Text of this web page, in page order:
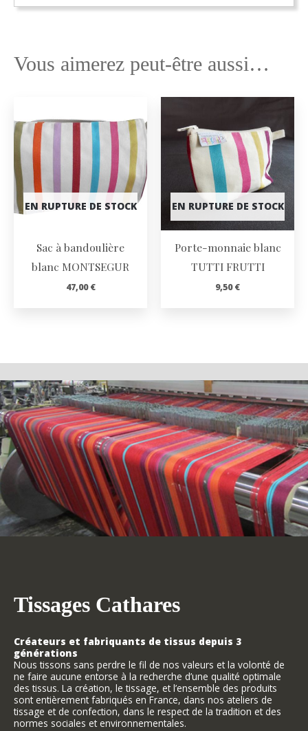
Vous aimerez peut-être aussi…
EN RUPTURE DE STOCK
Sac à bandoulière
blanc MONTSEGUR
47,00€
EN RUPTURE DE STOCK
Porte-monnaie blanc
TUTTI FRUTTI
9,50€
Tissages Cathares
Créateurs et fabriquants de tissus depuis 3
générations
Nous tissons sans perdre le fil de nos valeurs et la volonté de
ne faire aucune entorse à la recherche d’une qualité optimale
des tissus. La création, le tissage, et l’ensemble des produits
sont entièrement fabriqués en France, dans nos ateliers de
tissage et de confection, dans le respect de la tradition et des
normes sociales et environnementales.